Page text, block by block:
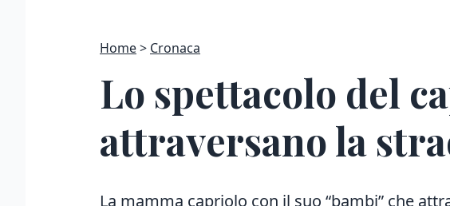
Home Cronaca
Lo spettacolo del
attraversano la
La mamma capriolo con il suo “bambi” che